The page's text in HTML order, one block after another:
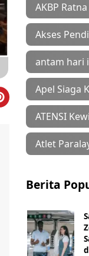
AKBP
Akses
antam hari
Apel Siaga
ATENSI
Atlet
Berita